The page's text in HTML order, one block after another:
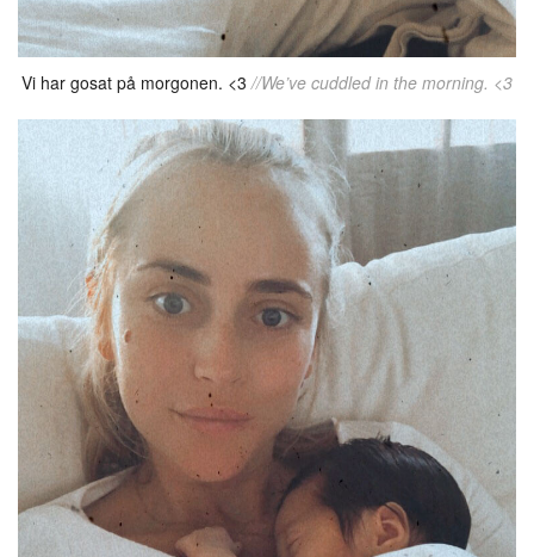
Vi har gosat på morgonen. <3 //We’ve cuddled in the morning. <3